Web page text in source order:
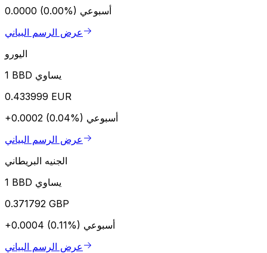
0.0000 (0.00%) أسبوعي
عرض الرسم البياني
اليورو
1 BBD يساوي
0.433999 EUR
+0.0002 (0.04%) أسبوعي
عرض الرسم البياني
الجنيه البريطاني
1 BBD يساوي
0.371792 GBP
+0.0004 (0.11%) أسبوعي
عرض الرسم البياني